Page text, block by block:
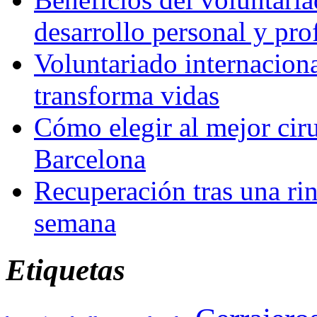
desarrollo personal y
Voluntariado
transforma vidas
Cómo elegir al mejor
Barcelona
Recuperación tras una
semana
Etiquetas